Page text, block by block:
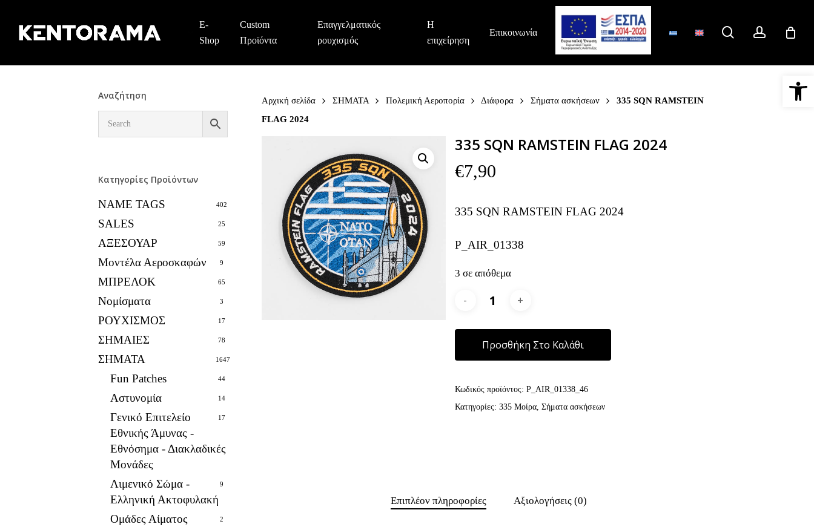
main
E-
Shop
Custom
Προϊόντα
Επαγγελματικός
ρουχισμός
Η
επιχείρηση
Επικοινωνία searchaccount
Αναζήτηση
Κατηγορίες Προϊόντων
NAME TAGS 402
SALES 25
ΑΞΕΣΟΥΑΡ 59
Μοντέλα Αεροσκαφών 9
ΜΠΡΕΛΟΚ 65
Νομίσματα 3
ΡΟΥΧΙΣΜΟΣ 17
ΣΗΜΑΙΕΣ 78
ΣΗΜΑΤΑ 1647
Fun Patches 44
Αστυνομία 14
Γενικό Επιτελείο
Εθνικής Άμυνας -
Εθνόσημα - Διακλαδικές
Μονάδες
17
Λιμενικό Σώμα -
Ελληνική Ακτοφυλακή
9
Ομάδες Αίματος 2
Αρχική σελίδα ΣΗΜΑΤΑ Πολεμική Αεροπορία Διάφορα Σήματα ασκήσεων
335 SQN RAMSTEIN
FLAG 2024
335 SQN RAMSTEIN FLAG 2024
€7,90
335 SQN RAMSTEIN FLAG 2024
P_AIR_01338
3 σε απόθεμα
Προσθήκη Στο Καλάθι
Κωδικός προϊόντος: P_AIR_01338_46
Κατηγορίες: 335 Μοίρα, Σήματα ασκήσεων
Επιπλέον πληροφορίες Αξιολογήσεις (0)